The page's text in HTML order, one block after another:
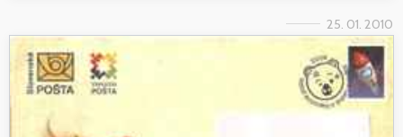
25. 01. 2010